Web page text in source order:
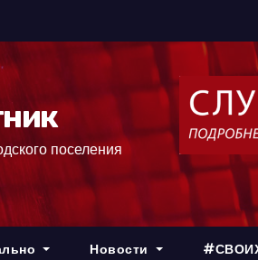
поселения
Новости